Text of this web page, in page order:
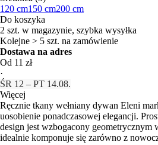
120 cm150 cm200 cm
Do koszyka
2 szt. w magazynie, szybka wysyłka
Kolejne > 5 szt. na zamówienie
Dostawa na adres
Od 11 zł
·
ŚR 12 – PT 14.08.
Więcej
Ręcznie tkany wełniany dywan Eleni
uosobienie ponadczasowej elegancji.
design jest wzbogacony geometrycznym
idealnie komponuje się zarówno z